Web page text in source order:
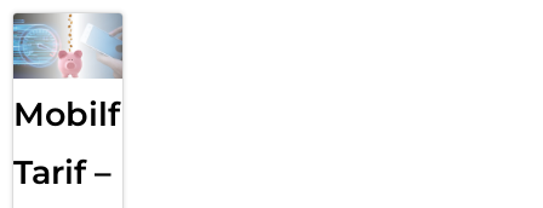
Mobilfunk
Tarif –